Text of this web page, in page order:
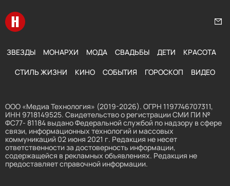
Перейти на главную
ЗВЕЗДЫ МОНАРХИ МОДА СВАДЬБЫ ДЕТИ КРАСОТА
СТИЛЬ ЖИЗНИ КИНО СОБЫТИЯ ГОРОСКОП ВИДЕО
ООО «Медиа Технология» (2019-2026). ОГРН 1197746707311,
ИНН 9718149525. Свидетельство о регистрации СМИ ПИ №
ФС77- 81184 выдано Федеральной службой по надзору в сфере
связи, информационных технологий и массовых
коммуникаций 02 июня 2021 г. Редакция не несет
ответственности за достоверность информации,
содержащейся в рекламных объявлениях. Редакция не
предоставляет справочной информации.